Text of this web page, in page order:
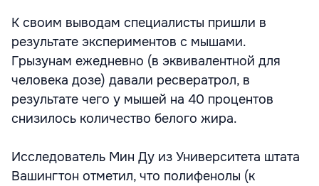
К своим выводам специалисты пришли в
результате экспериментов с мышами.
Грызунам ежедневно (в эквивалентной для
человека дозе) давали ресвератрол, в
результате чего у мышей на 40 процентов
снизилось количество белого жира.
Исследователь Мин Ду из Университета штата
Вашингтон отметил, что полифенолы (к